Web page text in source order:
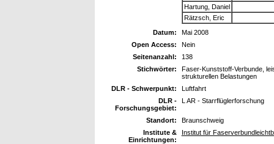
Hartung, Daniel
Rätzsch, Eric
Datum:
Mai 2008
Open Access:
Nein
Seitenanzahl:
138
Stichwörter:
Faser-Kunststoff-Verbunde,
strukturellen Belastungen
DLR - Schwerpunkt:
Luftfahrt
DLR -
Forschungsgebiet:
L AR - Starrflüglerforschung
Standort:
Braunschweig
Institute &
Einrichtungen:
Institut für